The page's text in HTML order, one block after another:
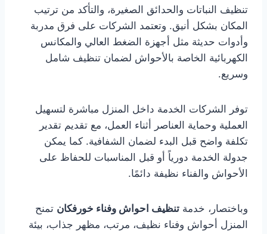
تنظيف النباتات والحدائق الصغيرة، والتأكد من ترتيب
المكان بشكل أنيق. وتعتمد الشركات على فرق مدربة
وأدوات حديثة مثل أجهزة الضغط العالي والمكانس
الكهربائية الخاصة بالأحواش لضمان تنظيف شامل
وسريع.
توفر الشركات الخدمة داخل المنزل مباشرة لتسهيل
العملية وحماية العناصر أثناء العمل، مع تقديم تقدير
تكلفة واضح قبل البدء لضمان الشفافية. كما يمكن
جدولة الخدمة دورياً أو قبل المناسبات للحفاظ على
الأحواش والفناء نظيفة دائمًا.
وباختصار، خدمة تنظيف احواش وفناء خورفكان تمنح
المنزل أحواش وفناء نظيف، مرتب، مظهر جذاب، بيئة